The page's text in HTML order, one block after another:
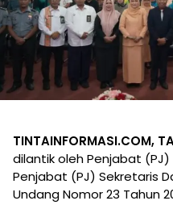
TINTAINFORMASI.COM,
dilantik oleh Penjabat
Penjabat (PJ) Sekretaris
Undang Nomor 23 Tahun